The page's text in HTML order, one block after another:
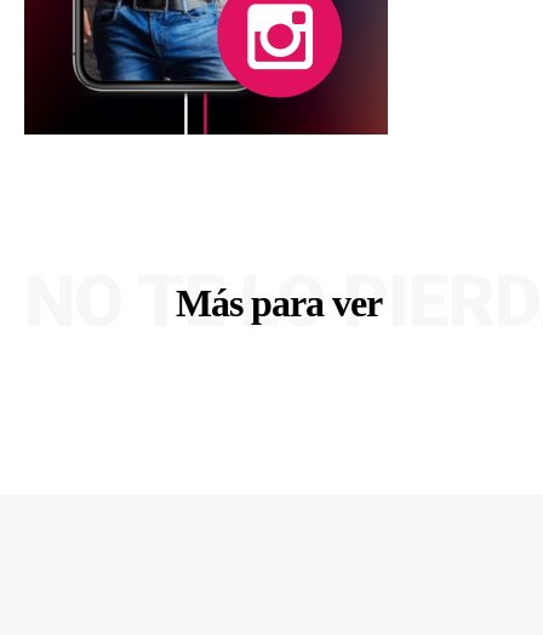
Más para ver
NO TE LO